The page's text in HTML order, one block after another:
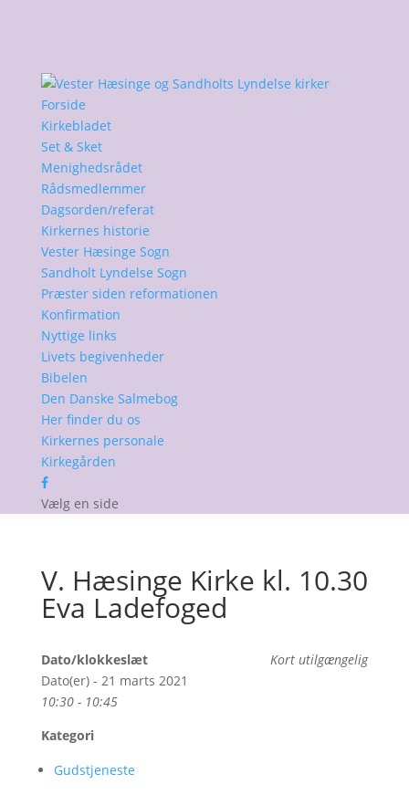
Forside
Kirkebladet
Set & Sket
Menighedsrådet
Rådsmedlemmer
Dagsorden/referat
Kirkernes historie
Vester Hæsinge Sogn
Sandholt Lyndelse Sogn
Præster siden reformationen
Konfirmation
Nyttige links
Livets begivenheder
Bibelen
Den Danske Salmebog
Her finder du os
Kirkernes personale
Kirkegården
Vælg en side
V. Hæsinge Kirke kl. 10.30
Eva Ladefoged
Kort utilgængelig
Dato/klokkeslæt
Dato(er) - 21 marts 2021
10:30 - 10:45
Kategori
Gudstjeneste